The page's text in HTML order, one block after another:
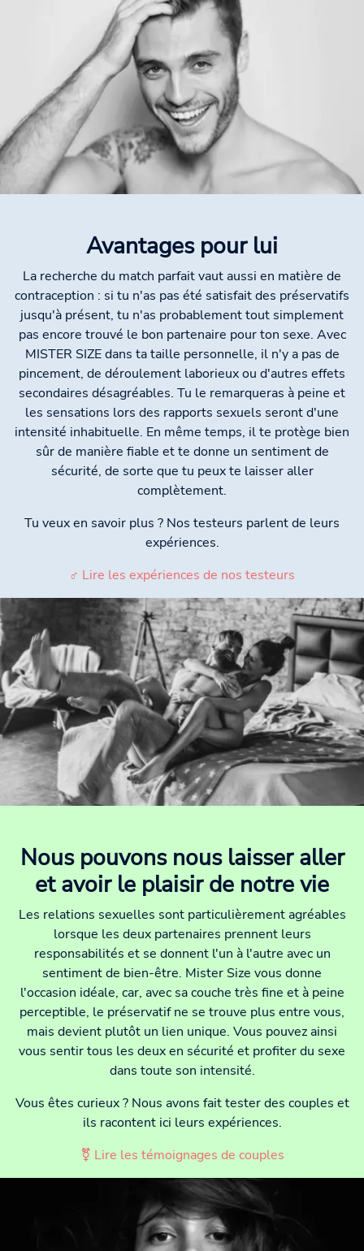
Avantages pour lui
La recherche du match parfait vaut aussi en matière de
contraception : si tu n'as pas été satisfait des préservatifs
jusqu'à présent, tu n'as probablement tout simplement
pas encore trouvé le bon partenaire pour ton sexe. Avec
MISTER SIZE dans ta taille personnelle, il n'y a pas de
pincement, de déroulement laborieux ou d'autres effets
secondaires désagréables. Tu le remarqueras à peine et
les sensations lors des rapports sexuels seront d'une
intensité inhabituelle. En même temps, il te protège bien
sûr de manière fiable et te donne un sentiment de
sécurité, de sorte que tu peux te laisser aller
complètement.
Tu veux en savoir plus ? Nos testeurs parlent de leurs
expériences.
♂ Lire les expériences de nos testeurs
Nous pouvons nous laisser aller
et avoir le plaisir de notre vie
Les relations sexuelles sont particulièrement agréables
lorsque les deux partenaires prennent leurs
responsabilités et se donnent l'un à l'autre avec un
sentiment de bien-être. Mister Size vous donne
l'occasion idéale, car, avec sa couche très fine et à peine
perceptible, le préservatif ne se trouve plus entre vous,
mais devient plutôt un lien unique. Vous pouvez ainsi
vous sentir tous les deux en sécurité et profiter du sexe
dans toute son intensité.
Vous êtes curieux ? Nous avons fait tester des couples et
ils racontent ici leurs expériences.
⚧ Lire les témoignages de couples